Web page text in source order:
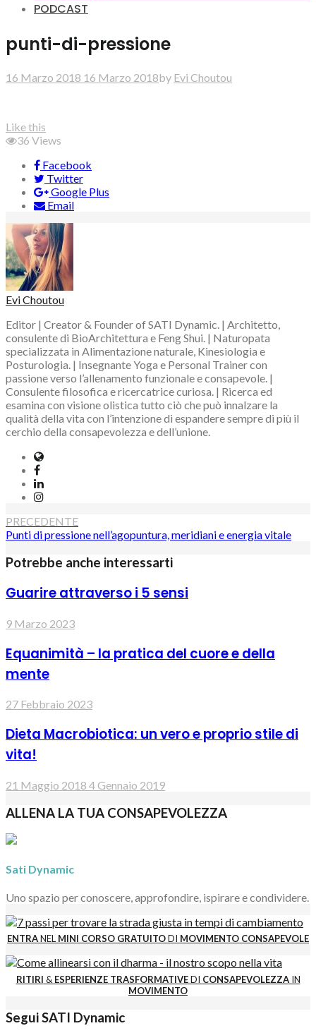
PODCAST
punti-di-pressione
16 Marzo 2018 16 Marzo 2018by Evi Choutou
Like this
36 Views
Facebook
Twitter
Google Plus
Email
Evi Choutou
Editor | Creator & Founder of SATI Dynamic. | Architetto,
consulente di BioArchitettura e Feng Shui. | Naturopata
specializzata in Alimentazione naturale, Kinesiologia e
Posturologia. | Insegnante Yoga e Personal Trainer con
passione verso l’allenamento funzionale e consapevole. |
Consulente filosofica e ricercatrice curiosa. | Ricerca ed
esamina con visione olistica tutto ciò che può innalzare la
qualità della vita con l’intenzione di espandere sempre di più il
cerchio della consapevolezza e dell’unione.
Website
Facebook
LinkedIn
Instagram
Navigazione
articoli
PRECEDENTE
Punti di pressione nell’agopuntura, meridiani e energia vitale
Potrebbe anche interessarti
Guarire attraverso i 5 sensi
9 Marzo 2023
Equanimità – la pratica del cuore e della
mente
27 Febbraio 2023
Dieta Macrobiotica: un vero e proprio stile di
vita!
21 Maggio 2018 4 Gennaio 2019
ALLENA LA TUA CONSAPEVOLEZZA
Sati Dynamic
Uno spazio per conoscere, approfondire, ispirare e condividere.
ENTRANEL MINI CORSO GRATUITODI MOVIMENTO CONSAPEVOLE
RITIRI & ESPERIENZE TRASFORMATIVEDI CONSAPEVOLEZZAIN
MOVIMENTO
Segui SATI Dynamic